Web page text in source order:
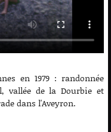
en 1979 : randonnée
vallée de la Dourbie et
dans l'Aveyron.